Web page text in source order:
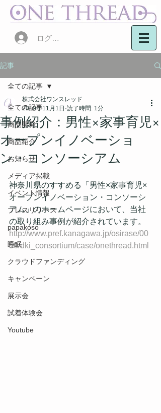
ログイン
記事
全ての記事
商品開発
商品紹介
お知らせ
メディア掲載
イベント情報
プレスリリース
papakoso
睡眠
クラウドファンディング
キャンペーン
展示会
試着体験会
Youtube
全ての記事
事例紹介：男性×家事育児×
オープンイノベーショ
ン・コンソーシアム
株式会社ワンスレッド
2019年11月1日 読了時間: 1分
神奈川県のすすめる「男性×家事育児×
オープンイノベーション・コンソーシ
アム」のホームページにおいて、当社
の取り組み事例が紹介されています。
http://www.pref.kanagawa.jp/osirase/00
50/dki_consortium/case/onethread.html